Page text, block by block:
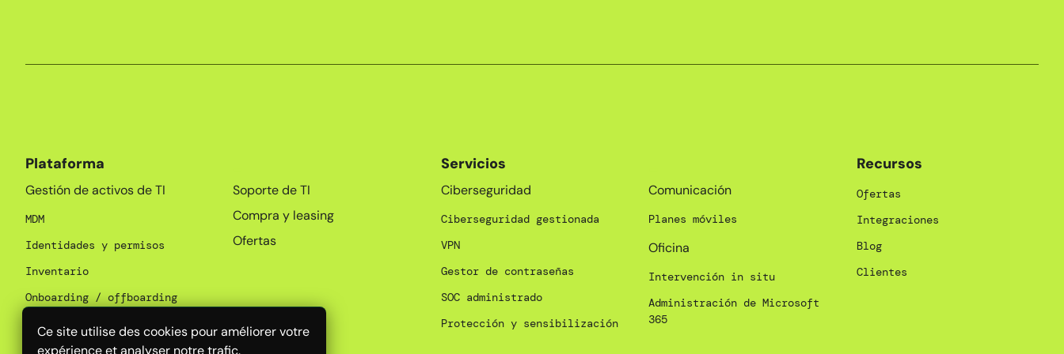
Ce site utilise des cookies pour améliorer votre
expérience et analyser notre trafic.
Plataforma
Gestión de activos de TI
MDM
Identidades y permisos
Inventario
Onboarding / offboarding
Gestión de SaaS
Soporte de TI
Compra y leasing
Ofertas
Servicios
Ciberseguridad
Ciberseguridad gestionada
VPN
Gestor de contraseñas
SOC administrado
Protección y sensibilización
Comunicación
Planes móviles
Oficina
Intervención in situ
Administración de Microsoft
365
Recursos
Ofertas
Integraciones
Blog
Clientes